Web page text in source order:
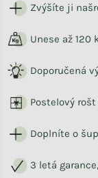
Zvýšíte ji
Unese až
Doporučená
Postelový
Doplníte o
3 letá